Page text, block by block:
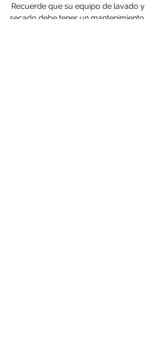
secado debe tener un mantenimiento